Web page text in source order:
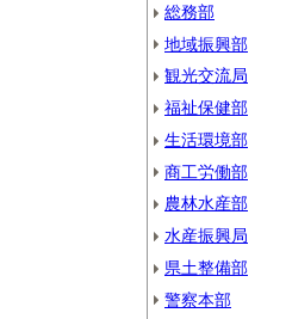
総務部
地域振興部
観光交流局
福祉保健部
生活環境部
商工労働部
農林水産部
水産振興局
県土整備部
警察本部